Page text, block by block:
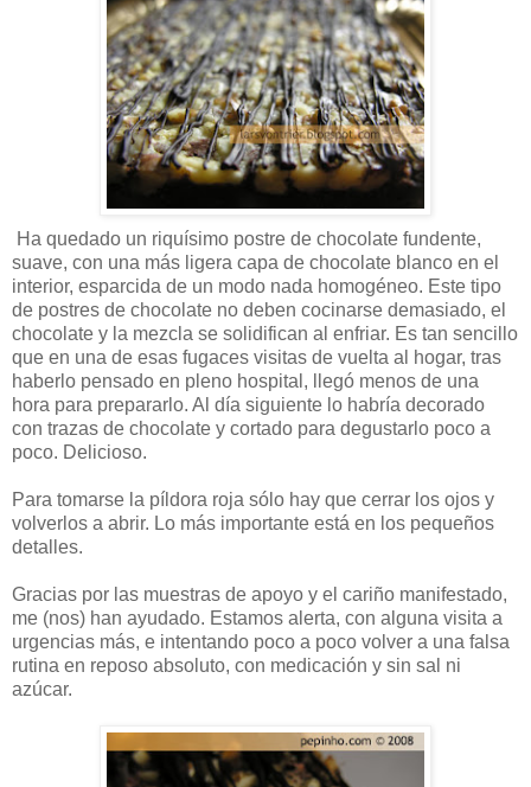
Ha quedado un riquísimo postre de chocolate fundente,
suave, con una más ligera capa de chocolate blanco en el
interior, esparcida de un modo nada homogéneo. Este tipo
de postres de chocolate no deben cocinarse demasiado, el
chocolate y la mezcla se solidifican al enfriar. Es tan sencillo
que en una de esas fugaces visitas de vuelta al hogar, tras
haberlo pensado en pleno hospital, llegó menos de una
hora para prepararlo. Al día siguiente lo habría decorado
con trazas de chocolate y cortado para degustarlo poco a
poco. Delicioso.
Para tomarse la píldora roja sólo hay que cerrar los ojos y
volverlos a abrir. Lo más importante está en los pequeños
detalles.
Gracias por las muestras de apoyo y el cariño manifestado,
me (nos) han ayudado. Estamos alerta, con alguna visita a
urgencias más, e intentando poco a poco volver a una falsa
rutina en reposo absoluto, con medicación y sin sal ni
azúcar.